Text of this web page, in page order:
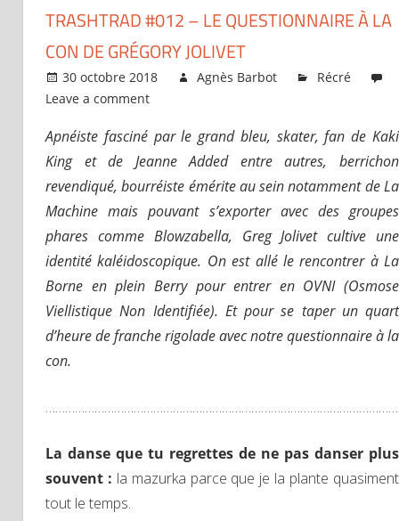
TRASHTRAD #012 – LE QUESTIONNAIRE À LA
CON DE GRÉGORY JOLIVET
30 octobre 2018 Agnès Barbot
Récré
Leave a comment
Apnéiste fasciné par le grand bleu, skater, fan de Kaki
King et de Jeanne Added entre autres, berrichon
revendiqué, bourréiste émérite au sein notamment de La
Machine mais pouvant s’exporter avec des groupes
phares comme Blowzabella, Greg Jolivet cultive une
identité kaléidoscopique. On est allé le rencontrer à La
Borne en plein Berry pour entrer en OVNI (Osmose
Viellistique Non Identifiée). Et pour se taper un quart
d’heure de franche rigolade avec notre questionnaire à la
con.
La danse que tu regrettes de ne pas danser plus
souvent : la mazurka parce que je la plante quasiment
tout le temps.